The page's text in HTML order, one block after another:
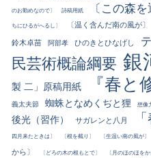
のお勤めなので〕 詩稿用紙 〔この森
ちにひるがへるし〕 〔温く含んだ南の風が〕
鈴木卓苗 阿部孝 ひのきとひなげし
民芸術概論綱要 銀
製 二」原稿用紙
『春と
義太夫節 蜘蛛となめくぢと狸 想像
後光（習作）
サガレンと八月
四月来たときは〕 〔根を截り〕 〔生温い南の風が〕
から〕
〔どろの木の根もとで〕 〔月のほのほをか